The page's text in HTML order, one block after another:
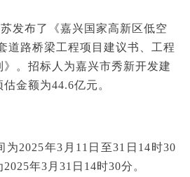
发布了《嘉兴国家高新区低空
道路桥梁工程项目建议书、工程
。招标人为嘉兴市秀新开发建
金额为44.6亿元。
为2025年3月11日至31日14时30
年3月31日14时30分。